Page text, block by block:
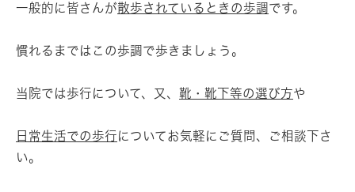
一般的に皆さんが散歩されているときの歩調 です。
慣れるまではこの歩調で歩きましょう。
当院では歩行について、又、 靴・靴下等の選び方や
日常生活での歩行についてお気軽にご質問、ご相談下さ
い。